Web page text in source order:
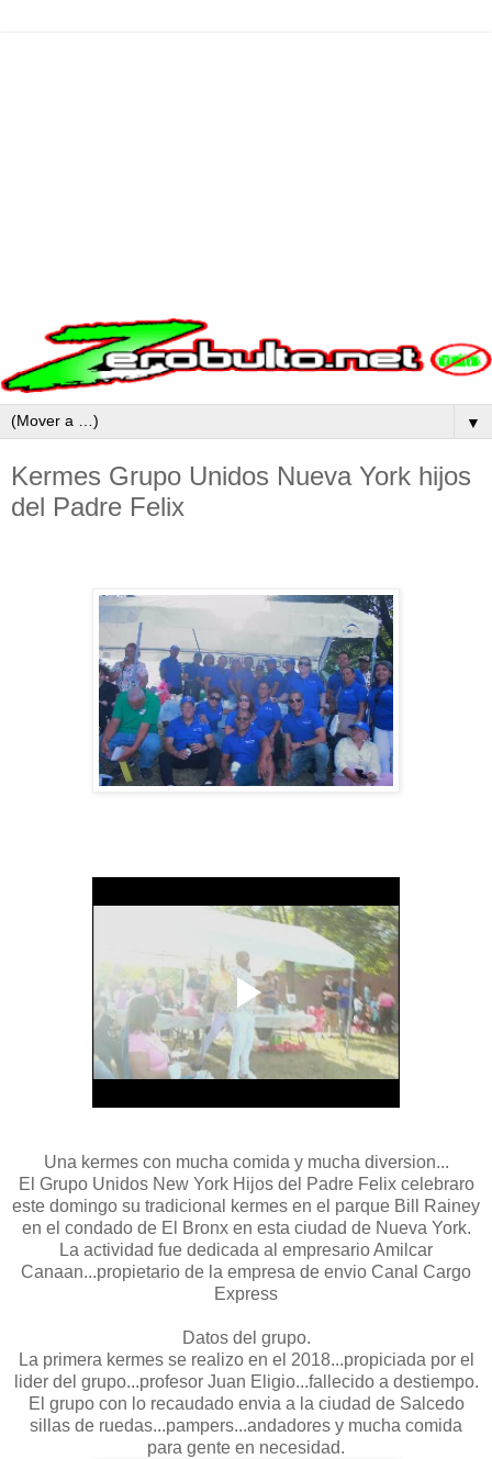
▼
Kermes Grupo Unidos Nueva York hijos
del Padre Felix
Una kermes con mucha comida y mucha diversion...
El Grupo Unidos New York Hijos del Padre Felix celebraro
este domingo su tradicional kermes en el parque Bill Rainey
en el condado de El Bronx en esta ciudad de Nueva York.
La actividad fue dedicada al empresario Amilcar
Canaan...propietario de la empresa de envio Canal Cargo
Express
Datos del grupo.
La primera kermes se realizo en el 2018...propiciada por el
lider del grupo...profesor Juan Eligio...fallecido a destiempo.
El grupo con lo recaudado envia a la ciudad de Salcedo
sillas de ruedas...pampers...andadores y mucha comida
para gente en necesidad.